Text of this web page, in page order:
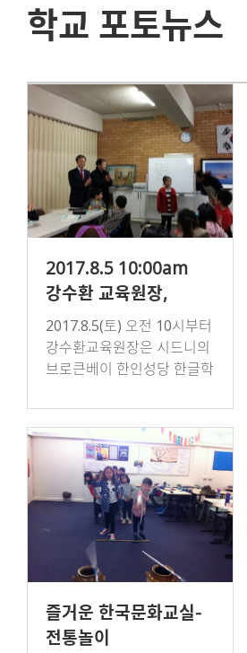
학교 포토뉴스
2017.8.5 10:00am
강수환 교육원장,
브로큰베이 한인선당
한글학교 방문
2017.8.5(토) 오전 10시부터
강수환교육원장은 시드니의
브로큰베이 한인성당 한글학
과 구원숙 교감선생님을 면
담하고 수업을 참관하였다.
[이 게시물은 …
즐거운 한국문화교실-
전통놀이